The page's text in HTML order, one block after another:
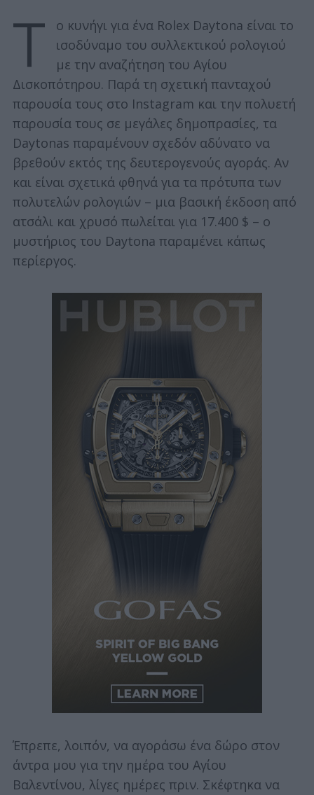
Τ
ο κυνήγι για ένα Rolex Daytona είναι το
ισοδύναμο του συλλεκτικού ρολογιού
με την αναζήτηση του Αγίου
Δισκοπότηρου. Παρά τη σχετική πανταχού
παρουσία τους στο Instagram και την πολυετή
παρουσία τους σε μεγάλες δημοπρασίες, τα
Daytonas παραμένουν σχεδόν αδύνατο να
βρεθούν εκτός της δευτερογενούς αγοράς. Αν
και είναι σχετικά φθηνά για τα πρότυπα των
πολυτελών ρολογιών – μια βασική έκδοση από
ατσάλι και χρυσό πωλείται για 17.400 $ – ο
μυστήριος του Daytona παραμένει κάπως
περίεργος.
Έπρεπε, λοιπόν, να αγοράσω ένα δώρο στον
άντρα μου για την ημέρα του Αγίου
Βαλεντίνου, λίγες ημέρες πριν. Σκέφτηκα να